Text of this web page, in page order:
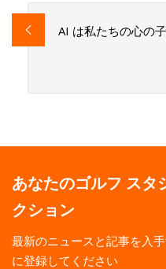
AI は私たちの心の
あなたのゴルフ スタ
クション
最新のニュースと記事を入
に登録してください